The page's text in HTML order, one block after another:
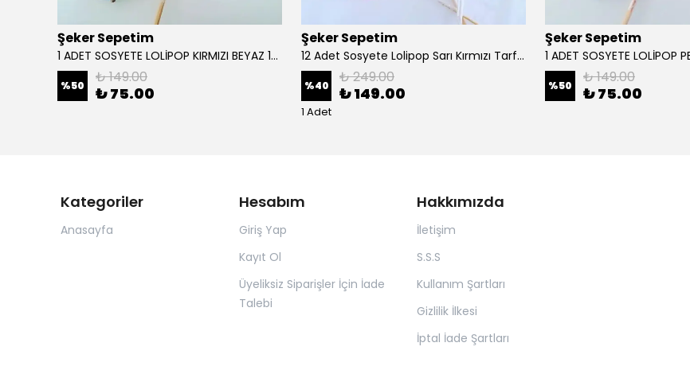
Şeker Sepetim
1 ADET SOSYETE LOLİPOP KIRMIZI BEYAZ 150 GR
%50 ₺ 149.00
₺ 75.00
Şeker Sepetim
12 Adet Sosyete Lolipop Sarı Kırmızı Tarftar Şekeri L18
%40 ₺ 249.00
₺ 149.00
1 Adet
Şeker Sepetim
%50 ₺ 149.00
₺ 75.00
Kategoriler
Anasayfa
Hesabım
Giriş Yap
Kayıt Ol
Üyeliksiz Siparişler İçin İade
Talebi
Hakkımızda
İletişim
S.S.S
Kullanım Şartları
Gizlilik İlkesi
İptal İade Şartları